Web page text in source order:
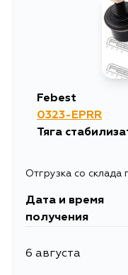
11 августа
12 августа
12 августа
Febest
0323-EPRR
Тяга
Отгрузка со склада
Дата и время
получения
6 августа